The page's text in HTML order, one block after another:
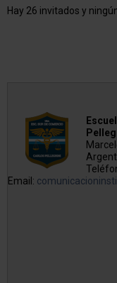
Hay 26 invitados y
Email: